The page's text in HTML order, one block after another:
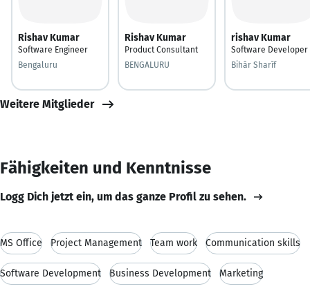
Rishav Kumar
Software Engineer
Bengaluru
Rishav Kumar
Product Consultant
BENGALURU
rishav Kumar
Software Developer
Bihār Sharīf
Weitere Mitglieder
Fähigkeiten und Kenntnisse
Logg Dich jetzt ein, um das ganze Profil zu sehen.
MS Office Project Management Team work Communication skills
Software Development Business Development Marketing